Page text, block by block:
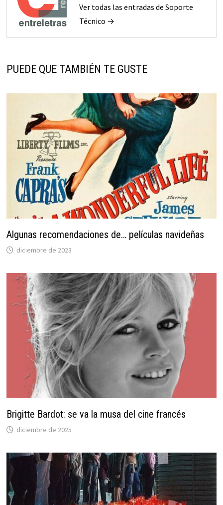
Ver todas las entradas de Soporte
Técnico →
PUEDE QUE TAMBIÉN TE GUSTE
Algunas recomendaciones de… películas navideñas
diciembre de 2023
Brigitte Bardot: se va la musa del cine francés
diciembre de 2025